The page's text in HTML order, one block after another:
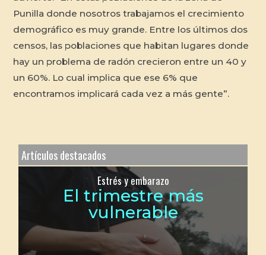
Punilla donde nosotros trabajamos el crecimiento
demográfico es muy grande. Entre los últimos dos
censos, las poblaciones que habitan lugares donde
hay un problema de radón crecieron entre un 40 y
un 60%. Lo cual implica que ese 6% que
encontramos implicará cada vez a más gente”.
Artículos destacados
Estrés y embarazo
El trimestre más
vulnerable